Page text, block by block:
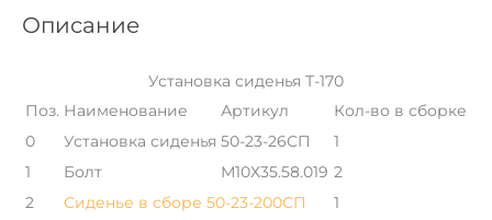
Описание
Установка сиденья Т-170
Поз. Наименование Артикул
Кол-во в сборке
0
Установка сиденья 50-23-26СП
1
1
Болт М10Х35.58.019 2
2
Сиденье в сборе 50-23-200СП
1